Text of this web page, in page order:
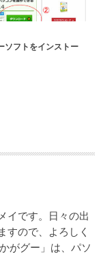
ソフトをインストー
イです。日々の出
すので、よろしく
がグー」は、パソ